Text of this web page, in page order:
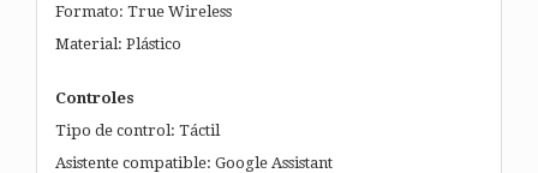
Formato: True Wireless
Material: Plástico
Controles
Tipo de control: Táctil
Asistente compatible: Google Assistant